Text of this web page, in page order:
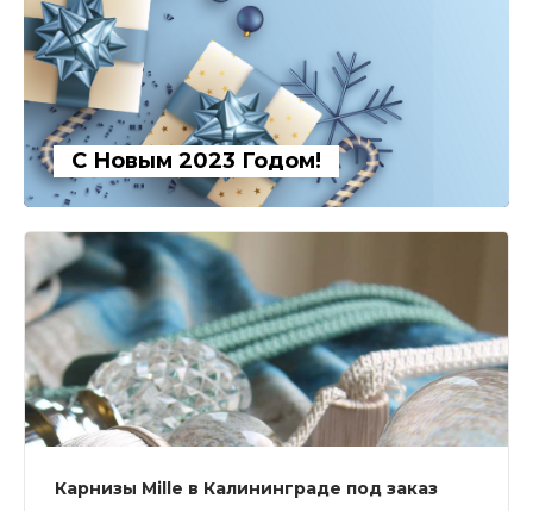
С Новым 2023 Годом!
Карнизы Mille в Калининграде под заказ